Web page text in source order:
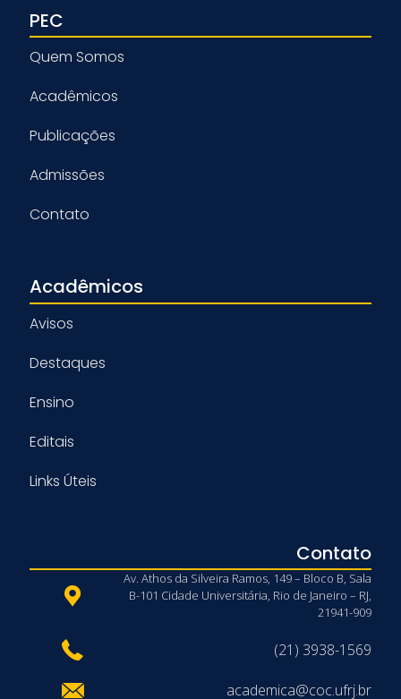
PEC
Quem Somos
Acadêmicos
Publicações
Admissões
Contato
Acadêmicos
Avisos
Destaques
Ensino
Editais
Links Úteis
Contato
Av. Athos da Silveira Ramos, 149 – Bloco B, Sala
B-101 Cidade Universitária, Rio de Janeiro – RJ,
21941-909
(21) 3938-1569
academica@coc.ufrj.br